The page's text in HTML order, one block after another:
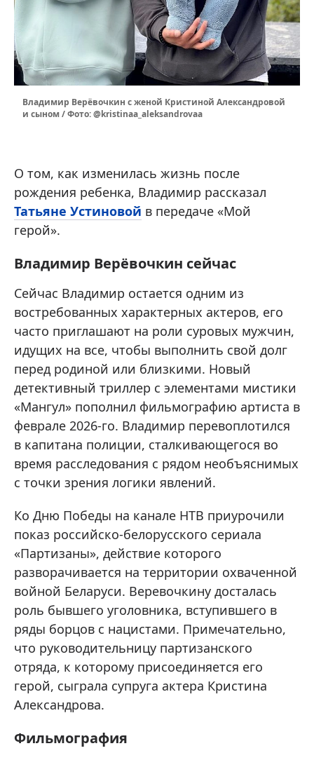
Владимир Верёвочкин с женой Кристиной Александровой
и сыном / Фото: @kristinaa_aleksandrovaa
О том, как изменилась жизнь после
рождения ребенка, Владимир рассказал
Татьяне Устиновой в передаче «Мой
герой».
Владимир Верёвочкин сейчас
Сейчас Владимир остается одним из
востребованных характерных актеров, его
часто приглашают на роли суровых мужчин,
идущих на все, чтобы выполнить свой долг
перед родиной или близкими. Новый
детективный триллер с элементами мистики
«Мангул» пополнил фильмографию артиста в
феврале 2026-го. Владимир перевоплотился
в капитана полиции, сталкивающегося во
время расследования с рядом необъяснимых
с точки зрения логики явлений.
Ко Дню Победы на канале НТВ приурочили
показ российско-белорусского сериала
«Партизаны», действие которого
разворачивается на территории охваченной
войной Беларуси. Веревочкину досталась
роль бывшего уголовника, вступившего в
ряды борцов с нацистами. Примечательно,
что руководительницу партизанского
отряда, к которому присоединяется его
герой, сыграла супруга актера Кристина
Александрова.
Фильмография